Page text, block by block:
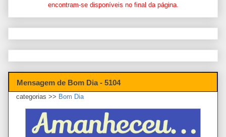
encontram-se disponíveis no final da página.
Mensagem de Bom Dia - 5104
categorias >> Bom Dia